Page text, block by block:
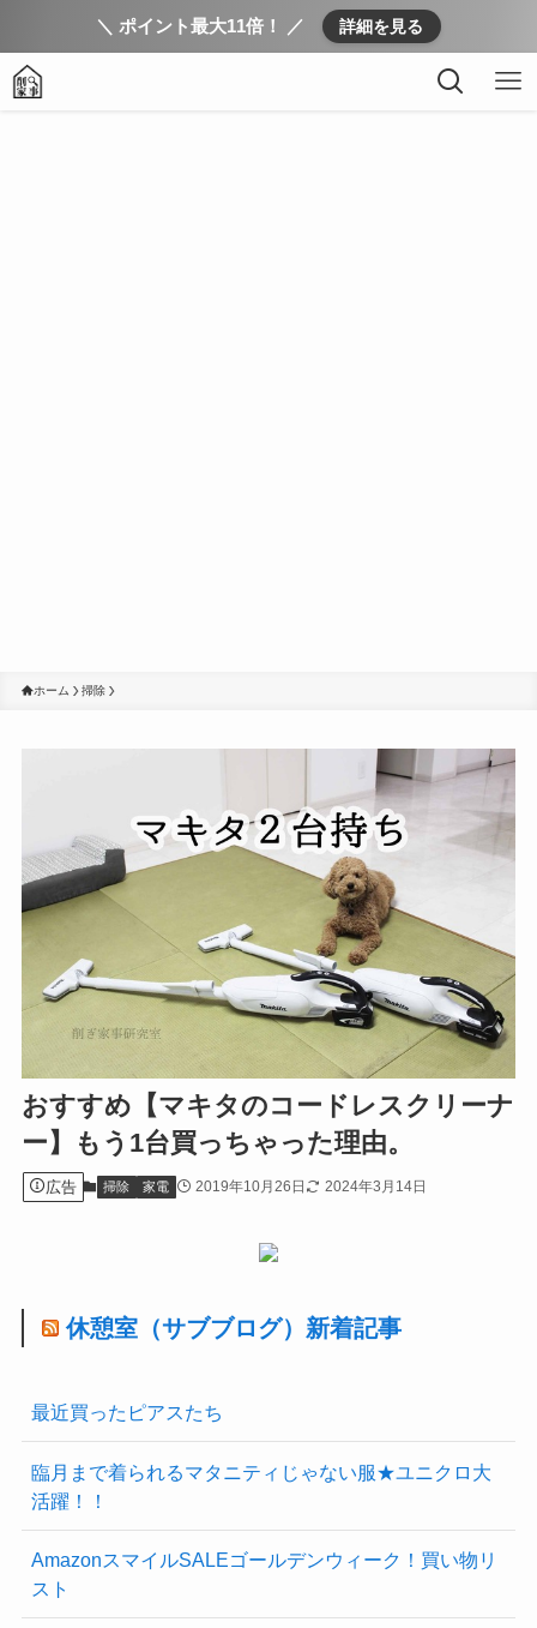
＼ ポイント最大11倍！ ／ 詳細を見る
ホーム 掃除
おすすめ【マキタのコードレスクリーナ
ー】もう1台買っちゃった理由。
広告 掃除 家電 2019年10月26日 2024年3月14日
休憩室（サブブログ）新着記事
最近買ったピアスたち
臨月まで着られるマタニティじゃない服★ユニクロ大
活躍！！
AmazonスマイルSALEゴールデンウィーク！買い物リ
スト